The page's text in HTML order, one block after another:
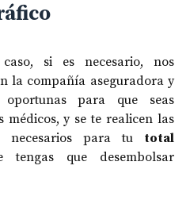
si es necesario, nos
la compañía aseguradora y
oportunas para que seas
y se te realicen las
necesarios para tu total
que desembolsar